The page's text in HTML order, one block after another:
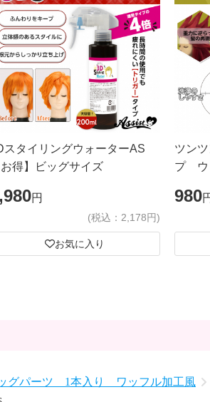
スタイリングウォーターAS
お得】ビッグサイズ
円
(税込：2,178円)
お気に入り
ツン
プ ウ
980
グパーツ 1本入り ワッフル加工風